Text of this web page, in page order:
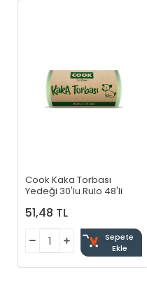
Cook Kaka Torbası
Yedeği 30'lu Rulo 48'li
51,48 TL
Sepete
Ekle